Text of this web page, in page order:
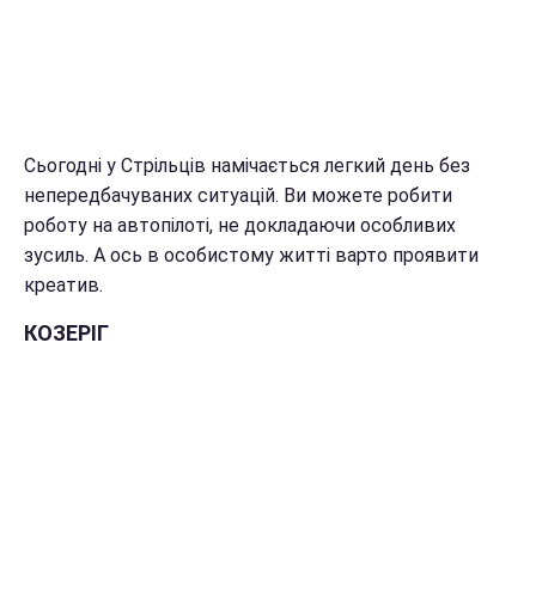
Сьогодні у Стрільців намічається легкий день без
непередбачуваних ситуацій. Ви можете робити
роботу на автопілоті, не докладаючи особливих
зусиль. А ось в особистому житті варто проявити
креатив.
КОЗЕРІГ